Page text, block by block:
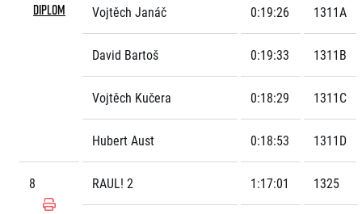
DIPLOM Vojtěch Janáč 0:19:26 1311A
David Bartoš 0:19:33 1311B
Vojtěch Kučera 0:18:29 1311C
Hubert Aust 0:18:53 1311D
8 RAUL! 2 1:17:01 1325